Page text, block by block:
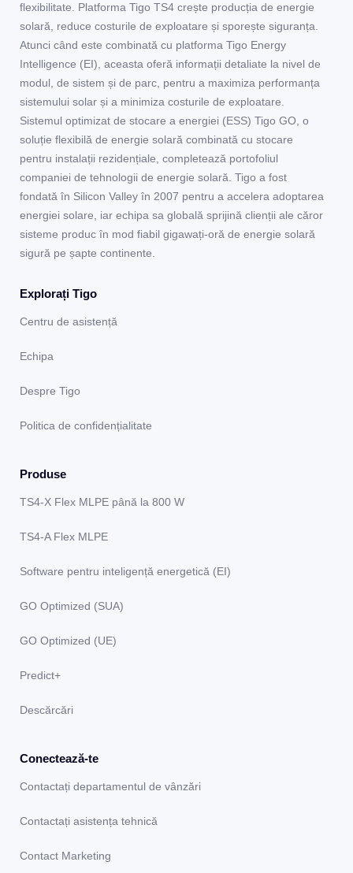
flexibilitate. Platforma Tigo TS4 crește producția de energie
solară, reduce costurile de exploatare și sporește siguranța.
Atunci când este combinată cu platforma Tigo Energy
Intelligence (EI), aceasta oferă informații detaliate la nivel de
modul, de sistem și de parc, pentru a maximiza performanța
sistemului solar și a minimiza costurile de exploatare.
Sistemul optimizat de stocare a energiei (ESS) Tigo GO, o
soluție flexibilă de energie solară combinată cu stocare
pentru instalații rezidențiale, completează portofoliul
companiei de tehnologii de energie solară. Tigo a fost
fondată în Silicon Valley în 2007 pentru a accelera adoptarea
energiei solare, iar echipa sa globală sprijină clienții ale căror
sisteme produc în mod fiabil gigawați-oră de energie solară
sigură pe șapte continente.
Explorați Tigo
Centru de asistență
Echipa
Despre Tigo
Politica de confidențialitate
Produse
TS4-X Flex MLPE până la 800 W
TS4-A Flex MLPE
Software pentru inteligență energetică (EI)
GO Optimized (SUA)
GO Optimized (UE)
Predict+
Descărcări
Conectează-te
Contactați departamentul de vânzări
Contactați asistența tehnică
Contact Marketing